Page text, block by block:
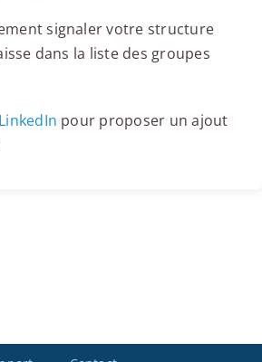
signaler votre structure
dans la liste des groupes
pour proposer un ajout